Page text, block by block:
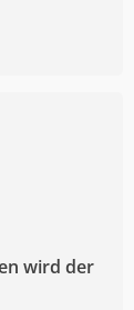
wird der